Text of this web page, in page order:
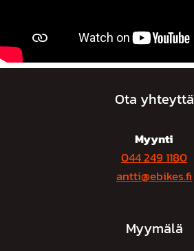
Ota yhteyttä
Myynti
044 249 1180
antti@ebikes.fi
Myymälä